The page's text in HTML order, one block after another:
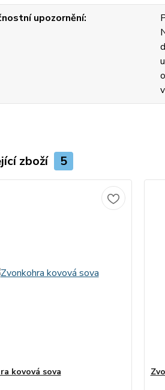
upozornění
zboží 5
kovová sova